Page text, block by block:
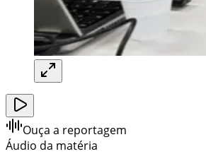
Ouça a reportagem
Áudio da matéria